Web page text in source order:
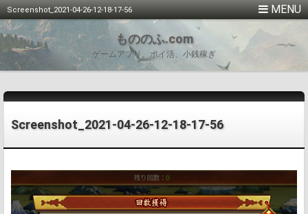
Screenshot_2021-04-26-12-18-17-56
もののふ.com
ゲームアプリ、ポイ活、小銭稼ぎ
Screenshot_2021-04-26-12-18-17-56